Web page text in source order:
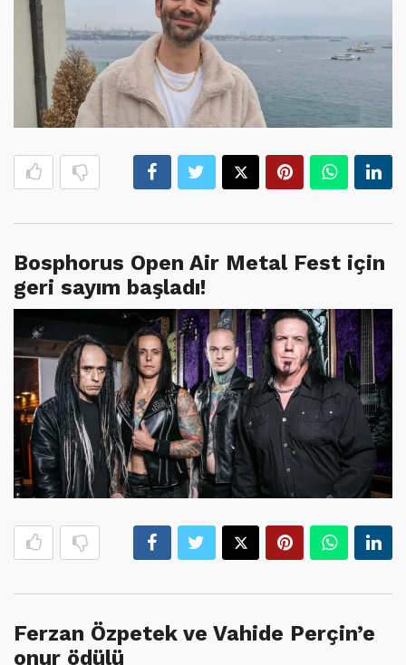
Bosphorus Open Air Metal Fest için
geri sayım başladı!
Ferzan Özpetek ve Vahide Perçin’e
onur ödülü